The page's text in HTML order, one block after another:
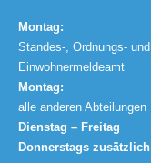
Montag:
Standes-, Ordnungs- und
Einwohnermeldeamt
Montag:
alle anderen Abteilungen
Dienstag – Freitag
Donnerstags zusätzlich